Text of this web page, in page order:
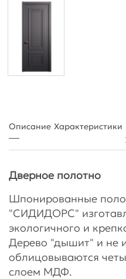
Описание Характеристики
Дверное полотно
Шпонированные
"СИДИДОРС"
экологичного и
Дерево "дышит" и не
облицовываются
слоем МДФ.